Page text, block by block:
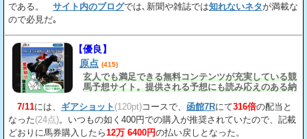
である。 サイト内のブログでは､新聞や雑誌では知れないネタが満載な
ので必見だ｡
【優良】
原点 (415)
玄人でも満足できる無料コンテンツが充実している競
馬予想サイト。提供される予想にも読み応えのある納
7/11には、 ギアショット (120pt)コースで、 函館7Rにて316倍の配当と
なった(24点)。いつもの如く400円での購入が推奨されていたので、記載
どおりに馬券購入したら12万 6400円の払い戻しとなった。